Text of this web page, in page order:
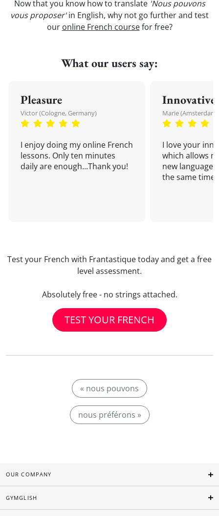
Now that you know how to translate 'Nous pouvons
vous proposer'in English, why not go further and test
our online French coursefor free?
What our users say:
Pleasure
Victor (Cologne, Germany)
I enjoy doing my online French
lessons. Only ten minutes
daily are enough...Thank you!
Innovative
Marie
I love your
which allows
new language
the same time!
Test your French with Frantastique today and get a free
level assessment.
Absolutely free - no strings attached.
TEST YOUR FRENCH
« nous pouvons
nous préférons »
OUR COMPANY
GYMGLISH